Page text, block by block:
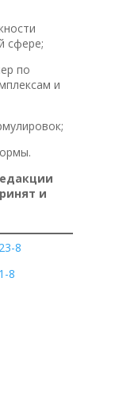
сфере;
по
и
и
8
8